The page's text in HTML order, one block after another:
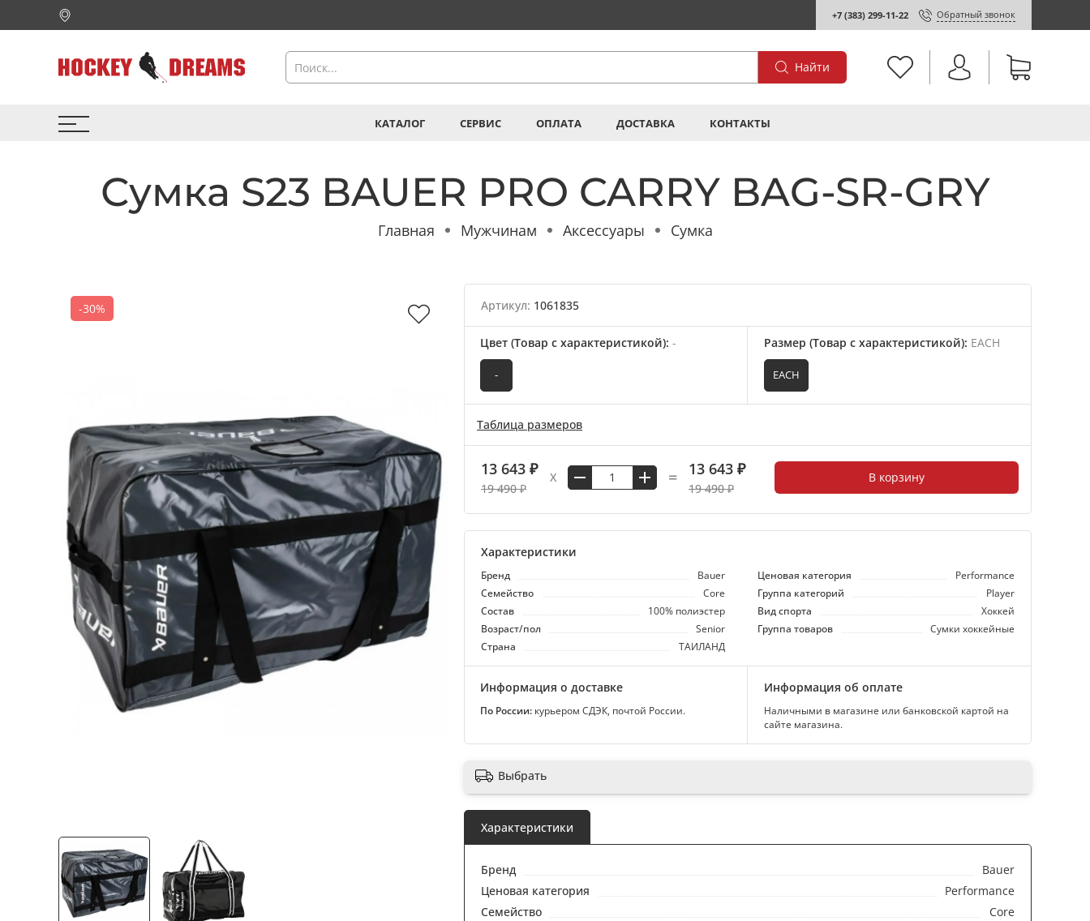
+7 (383) 299-11-22 Обратный звонок
Найти
КАТАЛОГ СЕРВИС ОПЛАТА ДОСТАВКА КОНТАКТЫ
Сумка S23 BAUER PRO CARRY BAG-SR-GRY
Главная Мужчинам Аксессуары Сумка
-30% Артикул: 1061835
Цвет (Товар с характеристикой): -
-
Размер (Товар с характеристикой): EACH
EACH
Таблица размеров
13 643 ₽
19 490 ₽
X = 13 643 ₽
19 490 ₽
В корзину
Характеристики
Бренд Bauer Ценовая категория
Performance
Семейство
Core Группа категорий
Player
Состав
100% полиэстер Вид спорта
Хоккей
Возраст/пол
Senior Группа товаров
Сумки хоккейные
Страна
ТАИЛАНД
Информация о доставке
По России: курьером СДЭК, почтой России.
Информация об оплате
Наличными в магазине или банковской картой на
сайте магазина.
Выбрать
Характеристики
Бренд
Bauer
Ценовая категория
Performance
Семейство
Core